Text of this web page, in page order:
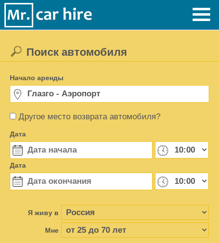
Другое место возврата автомобиля?
Поиск автомобиля
Начало аренды
Дата
Дата
Я живу в
Мне